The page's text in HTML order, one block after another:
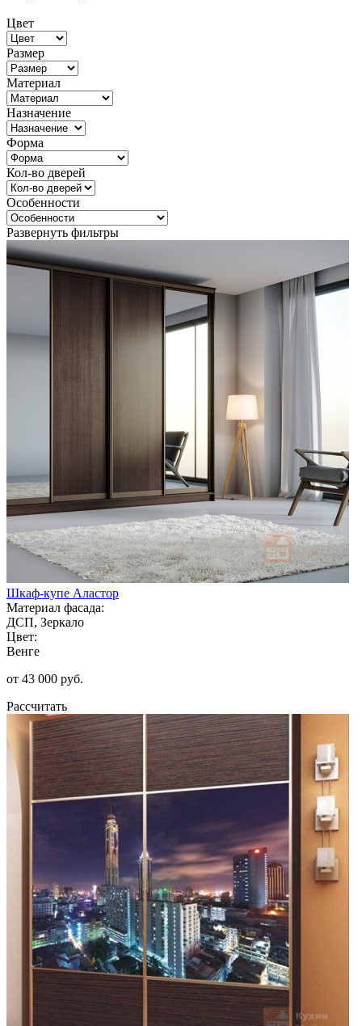
Цвет
Размер
Материал
Назначение
Форма
Кол-во дверей
Особенности
Развернуть фильтры
Шкаф-купе Аластор
Материал фасада:
ДСП, Зеркало
Цвет:
Венге
от 43 000 руб.
Рассчитать